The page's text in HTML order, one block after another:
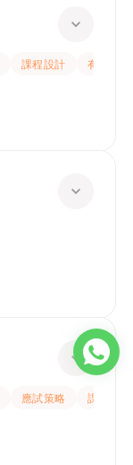
課程設計
有耐性
應試策略
課程設計